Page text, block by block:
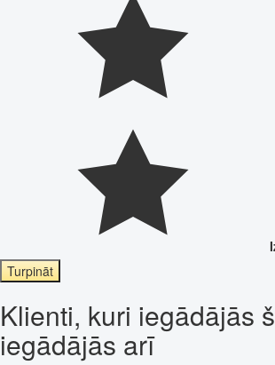
Turpināt
Klienti, kuri iegādājās
iegādājās arī